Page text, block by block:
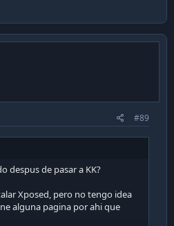
#89
despus de pasar a KK?
Xposed, pero no tengo idea
alguna pagina por ahi que